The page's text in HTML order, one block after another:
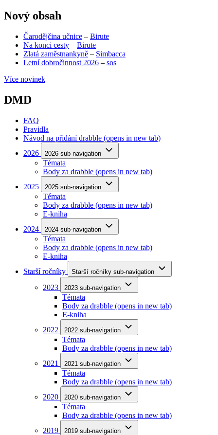
Nový obsah
Čarodějčina učnice – Birute
Na konci cesty – Birute
Zlatá zaměstnankyně – Simbacca
Letní dobročinnost 2026 – sos
Více novinek
DMD
FAQ
Pravidla
Návod na přidání drabble (opens in new tab)
2026
2026 sub-navigation
Témata
Body za drabble (opens in new tab)
2025
2025 sub-navigation
Témata
Body za drabble (opens in new tab)
E-kniha
2024
2024 sub-navigation
Témata
Body za drabble (opens in new tab)
E-kniha
Starší ročníky
Starší ročníky sub-navigation
2023 2023 sub-navigation
Témata
Body za drabble (opens in new tab)
E-kniha
2022
2022 sub-navigation
Témata
Body za drabble (opens in new tab)
2021
2021 sub-navigation
Témata
Body za drabble (opens in new tab)
2020
2020 sub-navigation
Témata
Body za drabble (opens in new tab)
2019
2019 sub-navigation